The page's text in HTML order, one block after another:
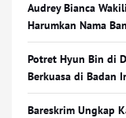
Audrey Bianca
Harumkan Nama
Potret Hyun Bin di
Berkuasa di Badan
Bareskrim Ungkap